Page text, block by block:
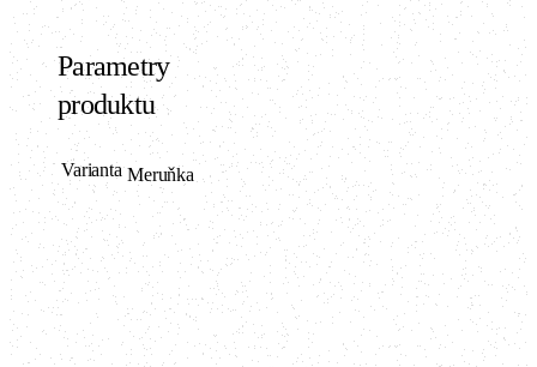
Parametry
produktu
Varianta Meruňka